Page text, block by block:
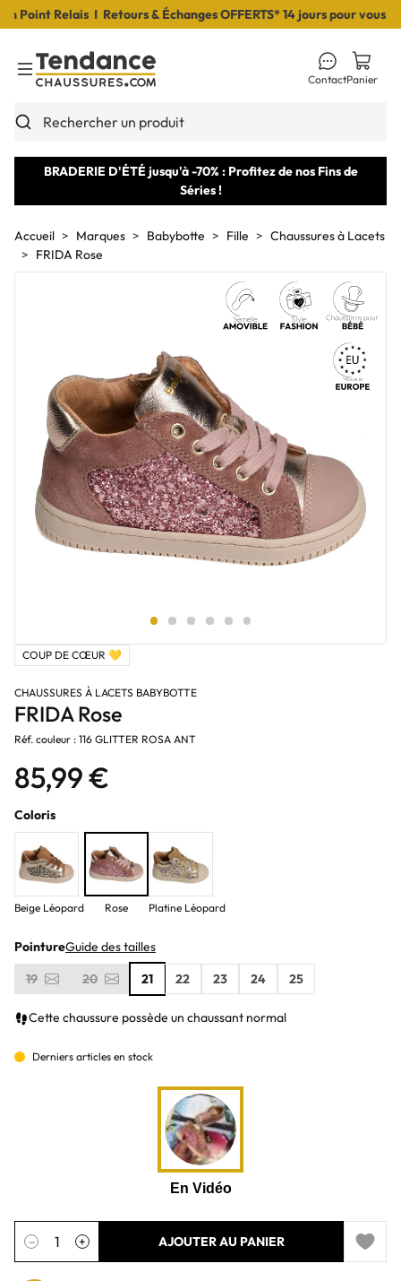
Relais I Retours & Échanges OFFERTS* 14 jours pour vous
Toggle Menu
Rechercher un produit
ContactPanier
BRADERIE D'ÉTÉ jusqu'à -70% : Profitez de nos Fins de
Séries !
Accueil Marques Babybotte Fille
Chaussures à Lacets
FRIDA Rose
COUP DE CŒUR 💛
CHAUSSURES À LACETS BABYBOTTE
FRIDA Rose
Réf. couleur : 116 GLITTER ROSA ANT
85,99 €
Coloris
Beige Léopard Rose Platine Léopard
PointureGuide des tailles
19
20 21 22 23 24 25
Cette chaussure possède un chaussant normal
Derniers articles en stock
Quantité
− + AJOUTER AU PANIER
Add to